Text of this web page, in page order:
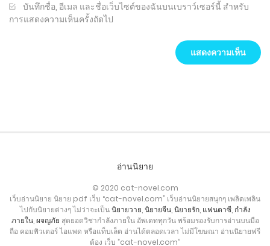
บันทึกชื่อ, อีเมล และชื่อเว็บไซต์ของฉันบนเบราว์เซอร์นี้ สำหรับ
การแสดงความเห็นครั้งถัดไป
อ่านนิยาย
© 2020 cat-novel.com
เว็บอ่านนิยาย นิยาย pdf เว็บ “cat-novel.com” เว็บอ่านนิยายสนุกๆ เพลิดเพลิน
ไปกับนิยายต่างๆ ไม่ว่าจะเป็นนิยายวาย นิยายจีน, นิยายรัก, แฟนตาซี, กำลัง
ภายใน, ผจญภัย สุดยอดวิชากำลังภายใน อัพเดททุกวัน พร้อมรองรับการอ่านบนมือ
ถือ คอมพิวเตอร์ ไอแพด หรือแท็บเล็ต อ่านได้ตลอดเวลา ไม่มีโฆษณา อ่านนิยายฟรี
ต้อง เว็บ ”cat-novel.com”